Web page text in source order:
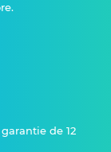
de 12